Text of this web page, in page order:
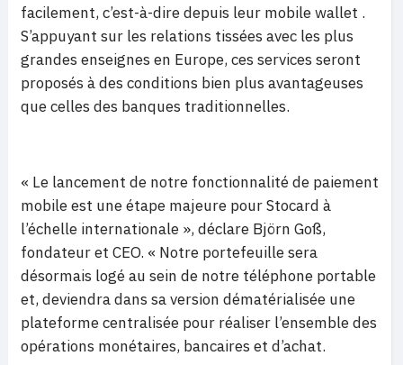
facilement, c’est-à-dire depuis leur mobile wallet .
S’appuyant sur les relations tissées avec les plus
grandes enseignes en Europe, ces services seront
proposés à des conditions bien plus avantageuses
que celles des banques traditionnelles.
« Le lancement de notre fonctionnalité de paiement
mobile est une étape majeure pour Stocard à
l’échelle internationale », déclare Björn Goß,
fondateur et CEO. « Notre portefeuille sera
désormais logé au sein de notre téléphone portable
et, deviendra dans sa version dématérialisée une
plateforme centralisée pour réaliser l’ensemble des
opérations monétaires, bancaires et d’achat.